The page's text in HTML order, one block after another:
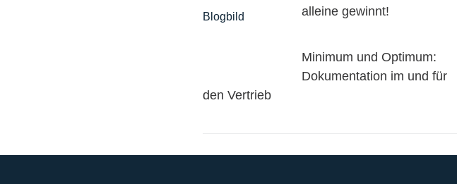
alleine gewinnt!
Minimum und Optimum:
Dokumentation im und für
den Vertrieb